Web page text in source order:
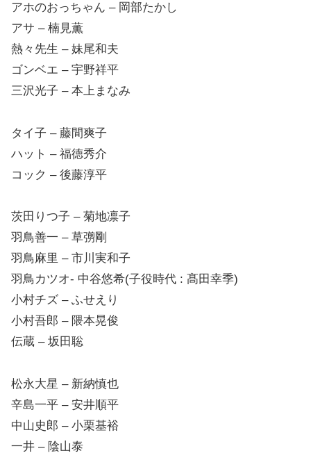
アホのおっちゃん – 岡部たかし
アサ – 楠見薫
熱々先生 – 妹尾和夫
ゴンベエ – 宇野祥平
三沢光子 – 本上まなみ
タイ子 – 藤間爽子
ハット – 福徳秀介
コック – 後藤淳平
茨田りつ子 – 菊地凛子
羽鳥善一 – 草彅剛
羽鳥麻里 – 市川実和子
羽鳥カツオ- 中谷悠希(子役時代 : 髙田幸季)
小村チズ – ふせえり
小村吾郎 – 隈本晃俊
伝蔵 – 坂田聡
松永大星 – 新納慎也
辛島一平 – 安井順平
中山史郎 – 小栗基裕
一井 – 陰山泰